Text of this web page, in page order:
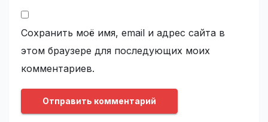
Сохранить моё имя, email и адрес сайта в
этом браузере для последующих моих
комментариев.